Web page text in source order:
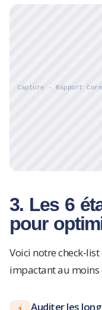
Capture · Rapport
3. Les 6
pour
Voici notre check-
impactant au moins
Auditer les